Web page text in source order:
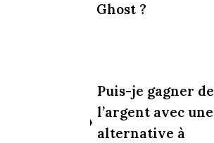
Ghost ?
Puis-je gagner de
l’argent avec une
alternative à